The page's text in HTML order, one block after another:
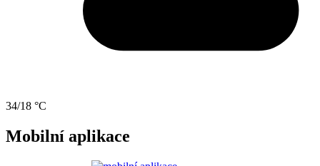
34/18 °C
Mobilní aplikace